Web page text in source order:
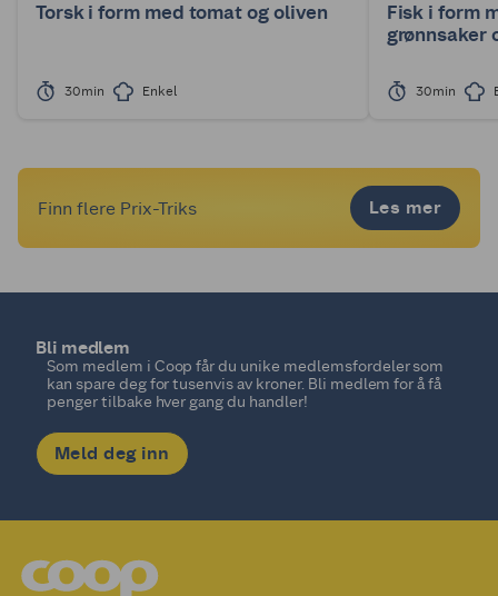
Torsk i form med tomat og oliven
30min Enkel
Fisk i form
grønnsaker
30min
Finn flere Prix-Triks Les mer
Bli medlem
Som medlem i Coop får du unike medlemsfordeler som
kan spare deg for tusenvis av kroner. Bli medlem for å få
penger tilbake hver gang du handler!
Meld deg inn